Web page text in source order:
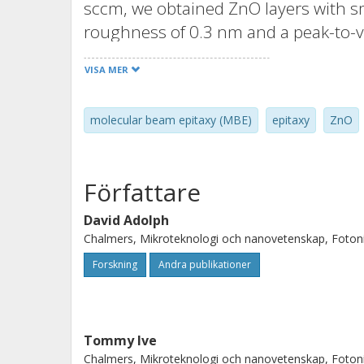
sccm, we obtained ZnO layers with
roughness of 0.3 nm and a peak-to-
FWHM for X-ray rocking curves
over bar5) reflections were 200 and
showed that the mosaicity (tilt and
corresponding values of the
plane relaxation of the GaN and ZnO
and the relaxation occurred
Hall-effect measurements showed
an electron concentration of 10(19)
VISA MER
molecular beam epitaxy (MBE) epitaxy ZnO
Författare
David Adolph
Chalmers, Mikroteknologi och nanovetenskap,
Forskning Andra publikationer
Tommy Ive
Chalmers, Mikroteknologi och nanovetenskap,